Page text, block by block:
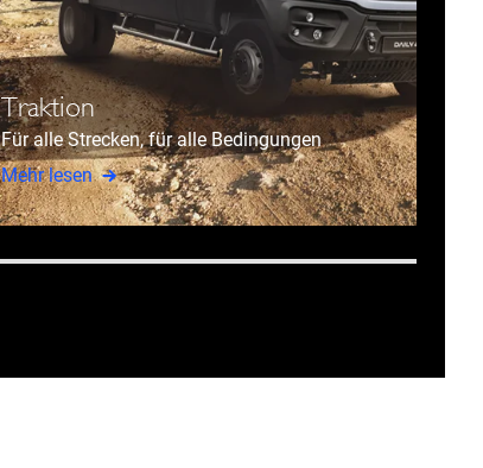
Traktion
Für alle Strecken, für alle Bedingungen
Mehr lesen